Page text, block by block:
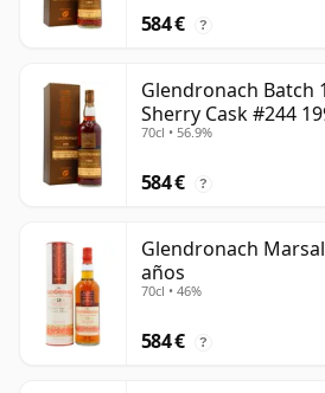
584 € ?
Glendronach Batch
Sherry Cask #244
70cl • 56.9%
584 € ?
Glendronach
años
70cl • 46%
584 € ?